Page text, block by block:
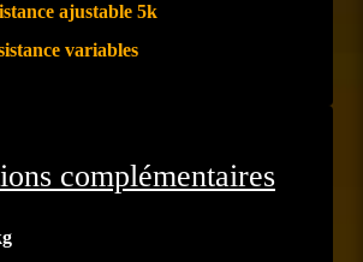
ajustable 5k
variables
complémentaires